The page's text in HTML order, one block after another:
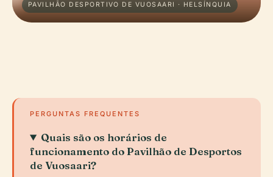
PAVILHÃO DESPORTIVO DE VUOSAARI · HELSÍNQUIA
PERGUNTAS FREQUENTES
Quais são os horários de
funcionamento do Pavilhão de Desportos
de Vuosaari?